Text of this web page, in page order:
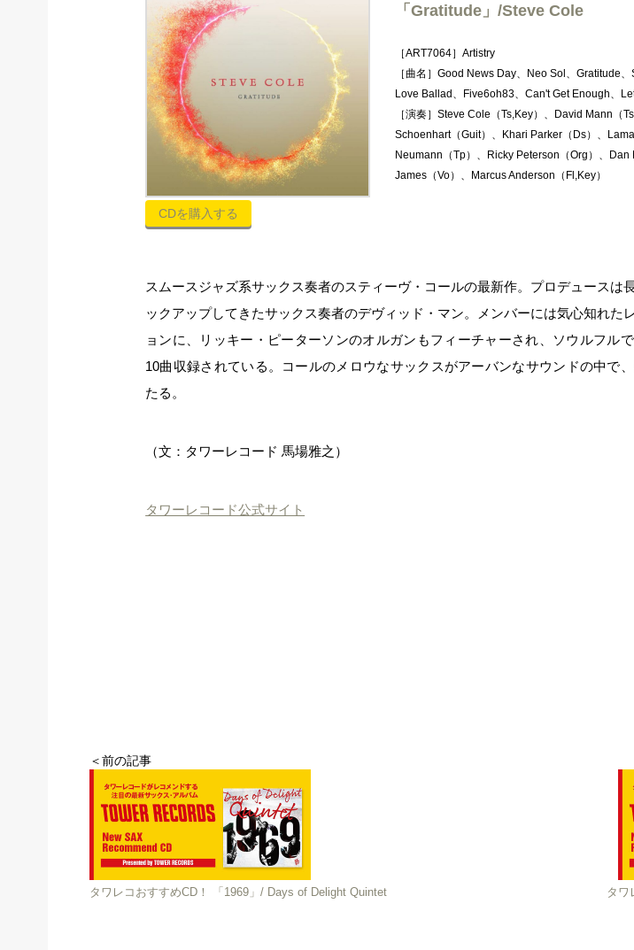
CDを購入する
「Gratitude」/Steve Cole
［ART7064］Artistry
［曲名］Good News Day、Neo Sol、Gratitude、
Love Ballad、Five6oh83、Can't Get Enough、
［演奏］Steve Cole（Ts,Key）、David Mann（
Schoenhart（Guit）、Khari Parker（Ds）、
Neumann（Tp）、Ricky Peterson（Org）、Dan
James（Vo）、Marcus Anderson（Fl,Key）
スムースジャズ系サックス奏者のスティーヴ・コールの最新作。プロデュースは
ックアップしてきたサックス奏者のデヴィッド・マン。メンバーには気心知れた
ョンに、リッキー・ピーターソンのオルガンもフィーチャーされ、ソウルフル
10曲収録されている。コールのメロウなサックスがアーバンなサウンドの中で
たる。
（文：タワーレコード 馬場雅之）
タワーレコード公式サイト
＜前の記事
タワレコおすすめCD！ 「1969」/ Days of Delight Quintet タワ